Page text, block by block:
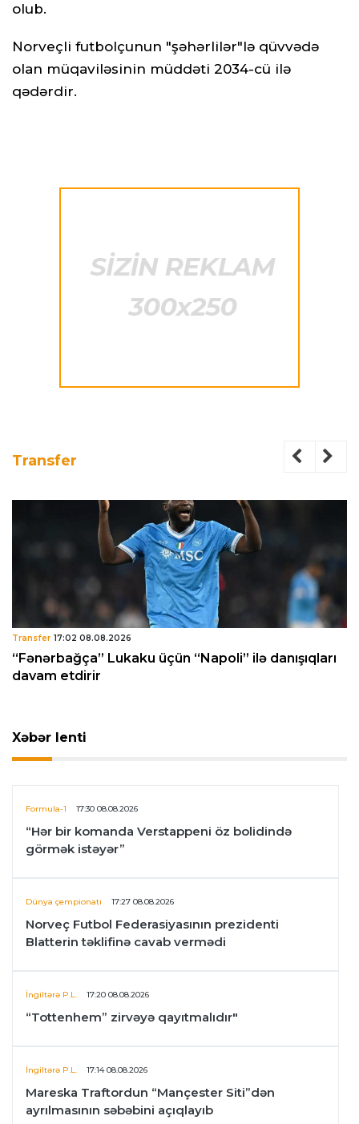
olub.
Norveçli futbolçunun "şəhərlilər"lə qüvvədə
olan müqaviləsinin müddəti 2034-cü ilə
qədərdir.
Transfer
Transfer 17:02 08.08.2026
“Fənərbağça” Lukaku üçün “Napoli” ilə danışıqları
davam etdirir
Xəbər lenti
Formula-1 17:30 08.08.2026
“Hər bir komanda Verstappeni öz bolidində
görmək istəyər”
Dünya çempionatı 17:27 08.08.2026
Norveç Futbol Federasiyasının prezidenti
Blatterin təklifinə cavab vermədi
İngiltərə P.L. 17:20 08.08.2026
“Tottenhem” zirvəyə qayıtmalıdır"
İngiltərə P.L. 17:14 08.08.2026
Mareska Traftordun “Mançester Siti”dən
ayrılmasının səbəbini açıqlayıb